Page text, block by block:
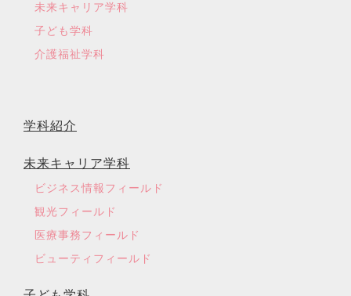
未来キャリア学科
子ども学科
介護福祉学科
学科紹介
未来キャリア学科
ビジネス情報フィールド
観光フィールド
医療事務フィールド
ビューティフィールド